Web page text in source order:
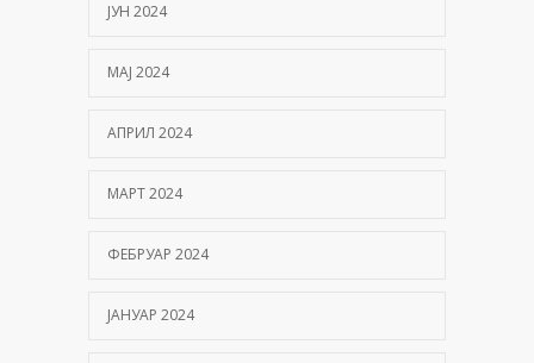
ЈУН 2024
МАЈ 2024
АПРИЛ 2024
МАРТ 2024
ФЕБРУАР 2024
ЈАНУАР 2024